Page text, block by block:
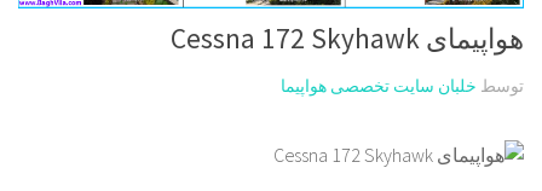
هواپیمای Cessna 172 Skyhawk
توسط خلبان سایت تخصصی هواپیما